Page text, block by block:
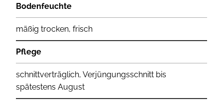
Bodenfeuchte
mäßig trocken, frisch
Pflege
schnittverträglich, Verjüngungsschnitt bis
spätestens August